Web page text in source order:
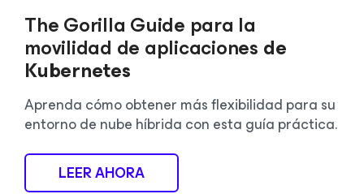
The Gorilla Guide para la
movilidad de aplicaciones de
Kubernetes
Aprenda cómo obtener más flexibilidad para su
entorno de nube híbrida con esta guía práctica.
LEER AHORA